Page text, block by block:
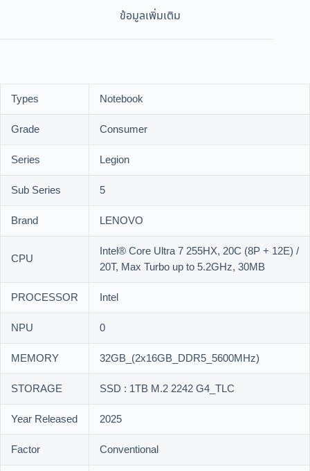
ข้อมูลเพิ่มเติม
Types
Notebook
Grade
Consumer
Series
Legion
Sub Series
5
Brand
LENOVO
CPU
Intel® Core Ultra 7 255HX, 20C (8P + 12E) /
20T, Max Turbo up to 5.2GHz, 30MB
PROCESSOR
Intel
NPU
0
MEMORY
32GB_(2x16GB_DDR5_5600MHz)
STORAGE
SSD : 1TB M.2 2242 G4_TLC
Year Released
2025
Factor
Conventional